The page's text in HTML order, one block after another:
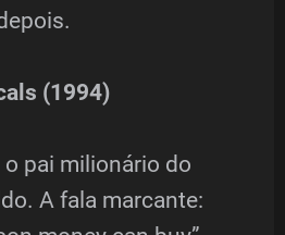
(1994)
pai milionário do
A fala marcante: